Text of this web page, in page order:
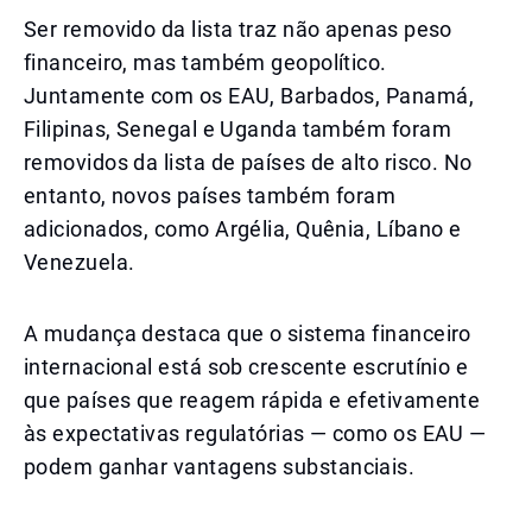
Ser removido da lista traz não apenas peso
financeiro, mas também geopolítico.
Juntamente com os EAU, Barbados, Panamá,
Filipinas, Senegal e Uganda também foram
removidos da lista de países de alto risco. No
entanto, novos países também foram
adicionados, como Argélia, Quênia, Líbano e
Venezuela.
A mudança destaca que o sistema financeiro
internacional está sob crescente escrutínio e
que países que reagem rápida e efetivamente
às expectativas regulatórias — como os EAU —
podem ganhar vantagens substanciais.